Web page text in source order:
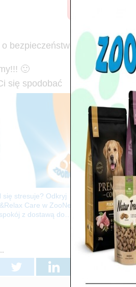
Nasze
bezpieczeństwo Twojego
🙂
się spodobać
się stresuje? Odkryj
Care w ZooNemo
z dostawą do
Poznaj
ZooNemo